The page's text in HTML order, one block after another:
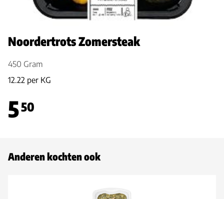
Noordertrots Zomersteak
450 Gram
12.22 per KG
550
Anderen kochten ook